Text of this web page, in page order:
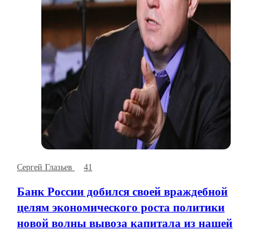
Сергей Глазьев 41
Банк России добился своей враждебной
целям экономического роста политики
новой волны вывоза капитала из нашей